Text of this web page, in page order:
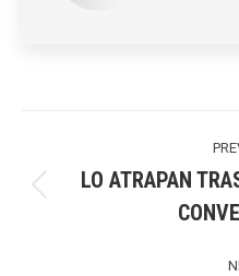
LO ATRAPAN